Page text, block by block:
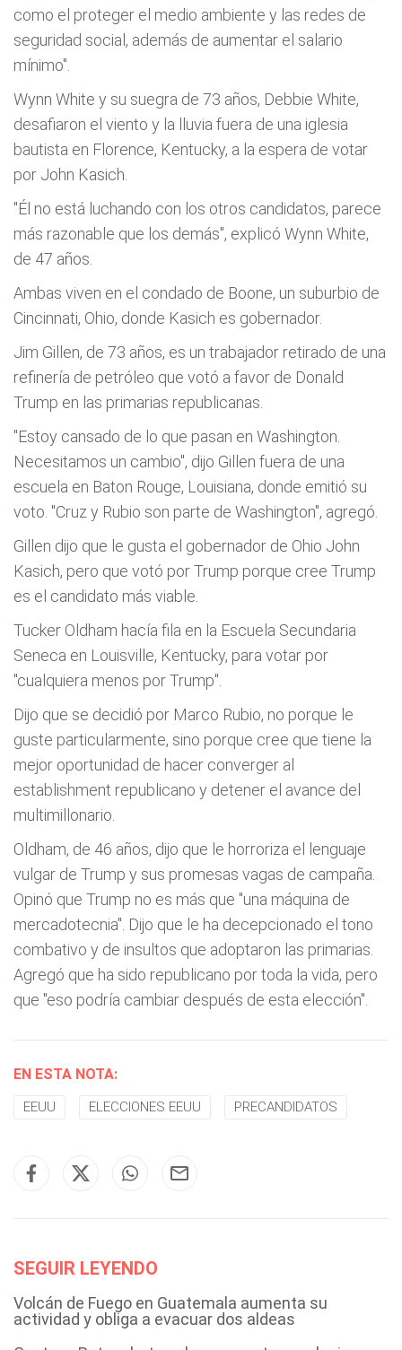
como el proteger el medio ambiente y las redes de
seguridad social, además de aumentar el salario
mínimo".
Wynn White y su suegra de 73 años, Debbie White,
desafiaron el viento y la lluvia fuera de una iglesia
bautista en Florence, Kentucky, a la espera de votar
por John Kasich.
"Él no está luchando con los otros candidatos, parece
más razonable que los demás", explicó Wynn White,
de 47 años.
Ambas viven en el condado de Boone, un suburbio de
Cincinnati, Ohio, donde Kasich es gobernador.
Jim Gillen, de 73 años, es un trabajador retirado de una
refinería de petróleo que votó a favor de Donald
Trump en las primarias republicanas.
"Estoy cansado de lo que pasan en Washington.
Necesitamos un cambio", dijo Gillen fuera de una
escuela en Baton Rouge, Louisiana, donde emitió su
voto. "Cruz y Rubio son parte de Washington", agregó.
Gillen dijo que le gusta el gobernador de Ohio John
Kasich, pero que votó por Trump porque cree Trump
es el candidato más viable.
Tucker Oldham hacía fila en la Escuela Secundaria
Seneca en Louisville, Kentucky, para votar por
"cualquiera menos por Trump".
Dijo que se decidió por Marco Rubio, no porque le
guste particularmente, sino porque cree que tiene la
mejor oportunidad de hacer converger al
establishment republicano y detener el avance del
multimillonario.
Oldham, de 46 años, dijo que le horroriza el lenguaje
vulgar de Trump y sus promesas vagas de campaña.
Opinó que Trump no es más que "una máquina de
mercadotecnia". Dijo que le ha decepcionado el tono
combativo y de insultos que adoptaron las primarias.
Agregó que ha sido republicano por toda la vida, pero
que "eso podría cambiar después de esta elección".
EN ESTA NOTA:
EEUU ELECCIONES EEUU PRECANDIDATOS
SEGUIR LEYENDO
Volcán de Fuego en Guatemala aumenta su
actividad y obliga a evacuar dos aldeas